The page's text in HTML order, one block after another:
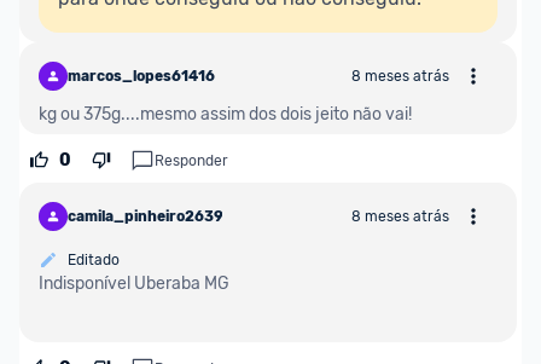
marcos_lopes61416 8 meses atrás
kg ou 375g....mesmo assim dos dois jeito não vai!
0 Responder
camila_pinheiro26399 8 meses atrás
Editado
Indisponível Uberaba MG